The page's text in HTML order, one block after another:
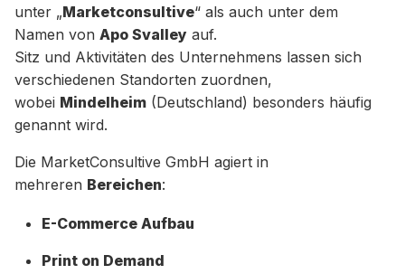
unter „Marketconsultive“ als auch unter dem
Namen von Apo Svalley auf.
Sitz und Aktivitäten des Unternehmens lassen sich
verschiedenen Standorten zuordnen,
wobei Mindelheim (Deutschland) besonders häufig
genannt wird.
Die MarketConsultive GmbH agiert in
mehreren Bereichen:
E-Commerce Aufbau
Print on Demand